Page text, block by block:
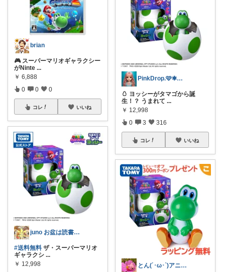
brian
🎮 スーパーマリオギャラクシー
がNinte ...
￥ 6,888
0 0 0
コレ いいね
juno お盆は読書で自己啓発
#送料無料 ザ・スーパーマリオ
ギャラクシ ...
￥ 12,998
PinkDrop.🩷✱ご購入感謝ﾃﾞｽ
🥚 ヨッシーがタマゴから誕
生！？ うまれて ...
￥ 12,998
0 3 316
コレ いいね
とん(´･ω･`)アニメ好き✨